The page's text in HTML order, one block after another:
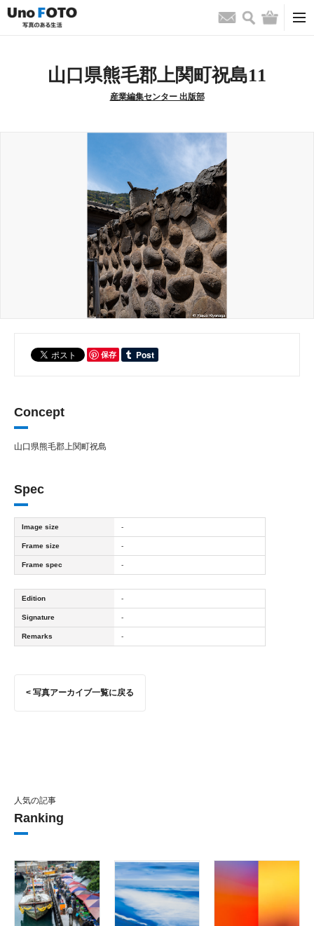
お問い合わせ
検索 バッグ
山口県熊毛郡上関町祝島11
産業編集センター 出版部
保存
Concept
山口県熊毛郡上関町祝島
Spec
Image size -
Frame size -
Frame spec -
Edition -
Signature -
Remarks -
< 写真アーカイブ一覧に戻る
人気の記事
Ranking